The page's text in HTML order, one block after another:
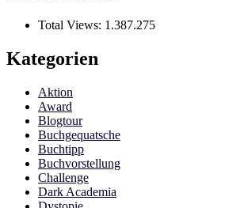
Total Views: 1.387.275
Kategorien
Aktion
Award
Blogtour
Buchgequatsche
Buchtipp
Buchvorstellung
Challenge
Dark Academia